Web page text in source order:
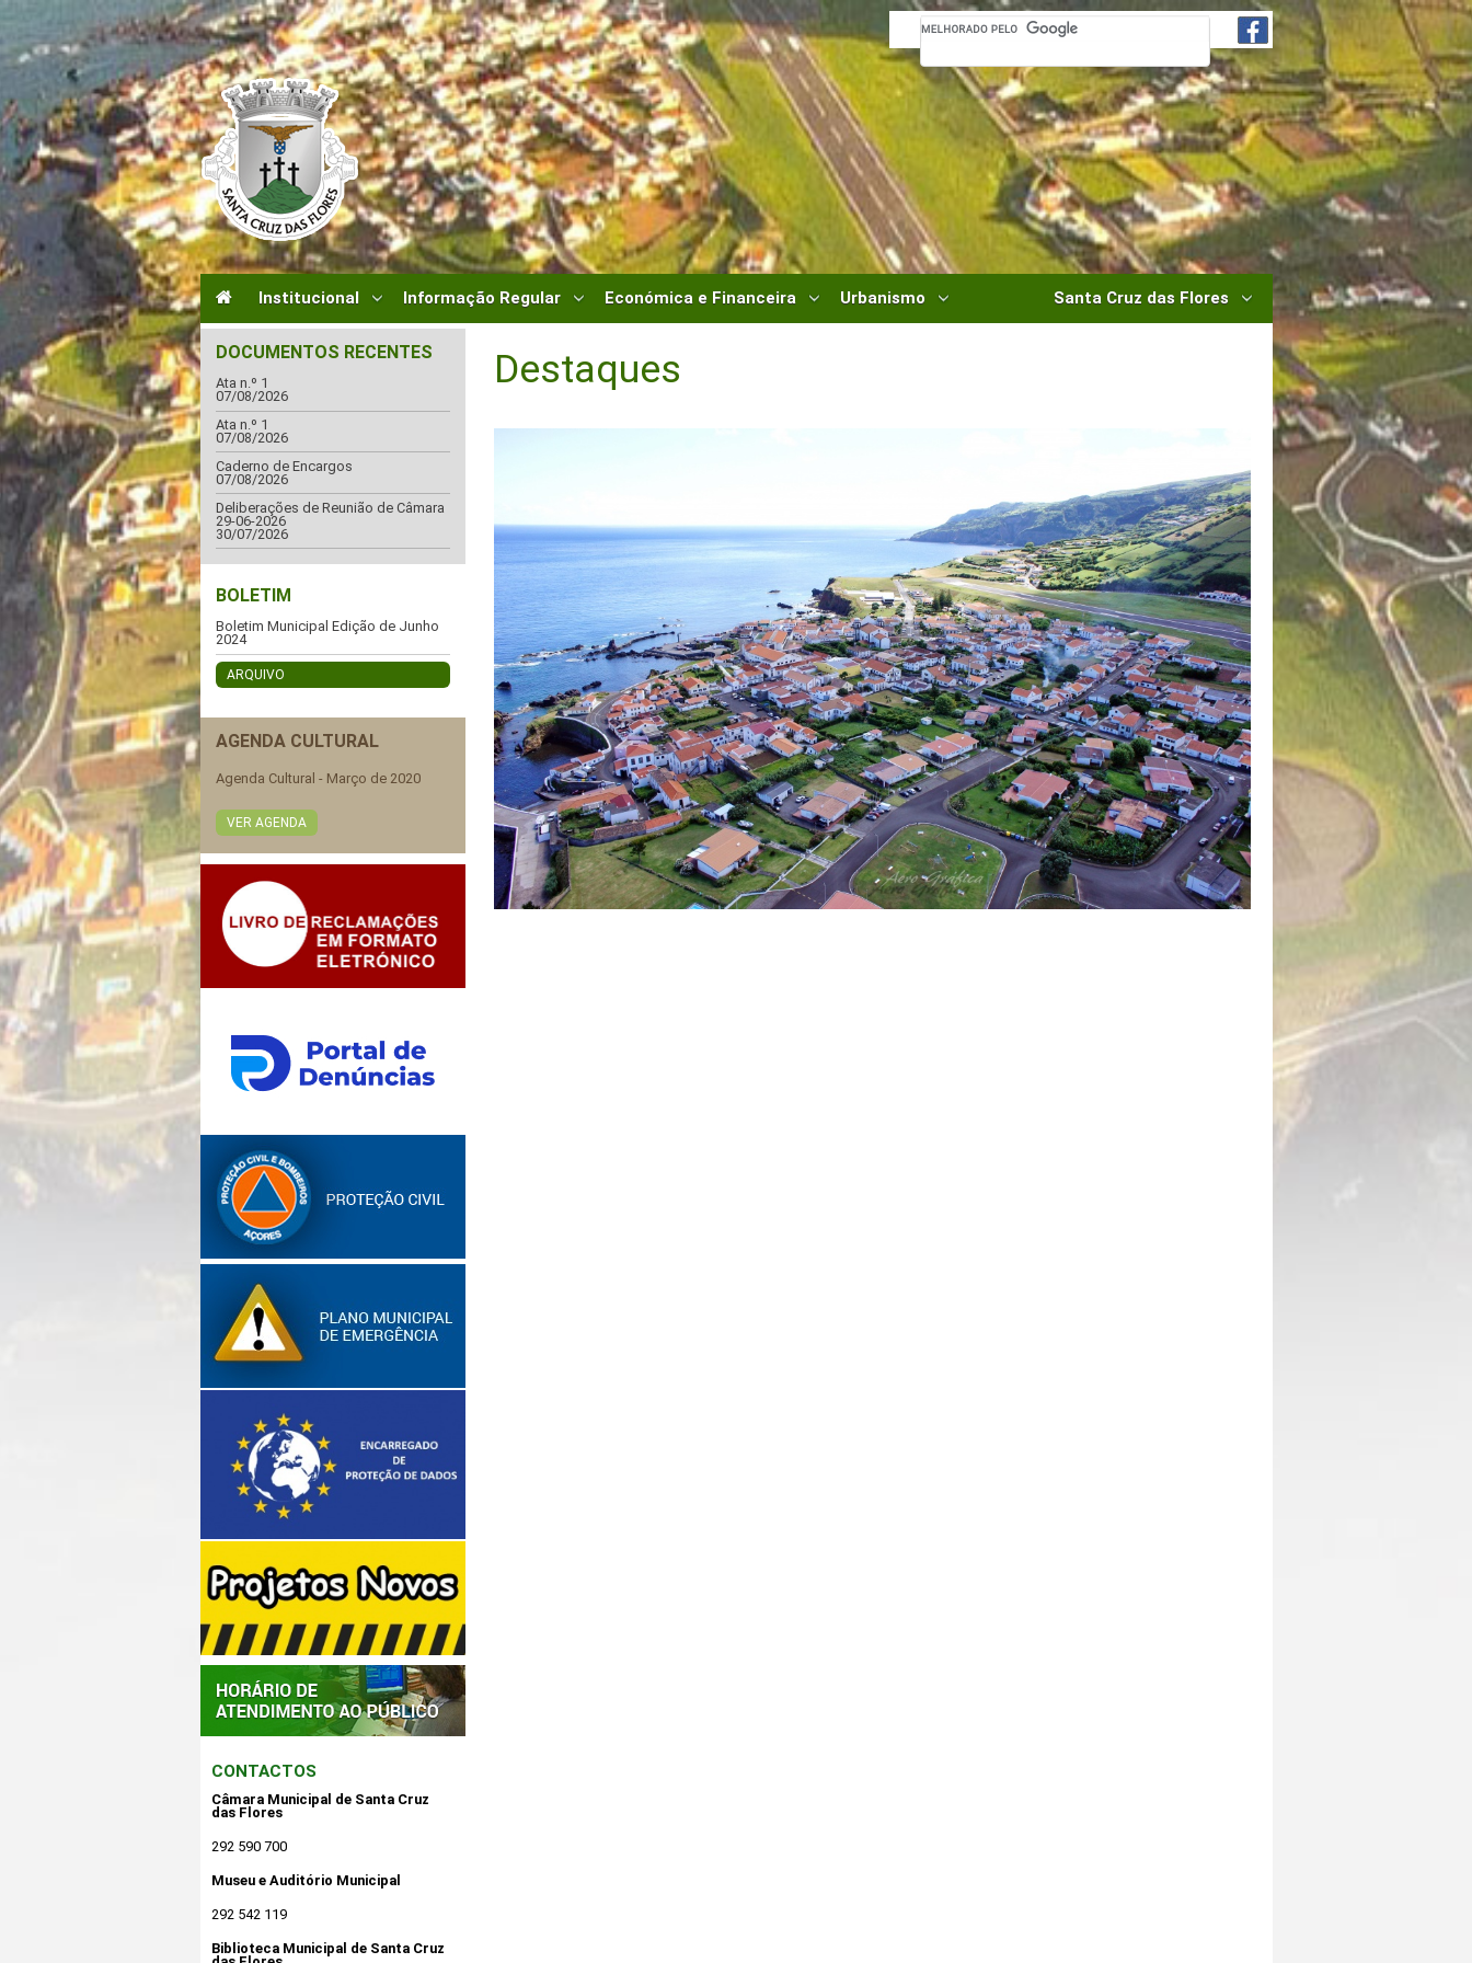
Institucional Informação Regular Económica e Financeira Urbanismo Santa Cruz das Flores
DOCUMENTOS RECENTES
Ata n.º 1
07/08/2026
Ata n.º 1
07/08/2026
Caderno de Encargos
07/08/2026
Deliberações de Reunião de Câmara
29-06-2026
30/07/2026
BOLETIM
Boletim Municipal Edição de Junho
2024
ARQUIVO
AGENDA CULTURAL
Agenda Cultural - Março de 2020
VER AGENDA
CONTACTOS
Câmara Municipal de Santa Cruz
das Flores
292 590 700
Museu e Auditório Municipal
292 542 119
Biblioteca Municipal de Santa Cruz
Destaques